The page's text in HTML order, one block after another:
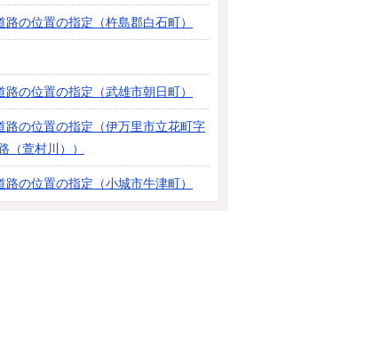
の位置の指定（杵島郡白石町）
の位置の指定（武雄市朝日町）
の位置の指定（伊万里市立花町字
（萱村川））
の位置の指定（小城市牛津町）